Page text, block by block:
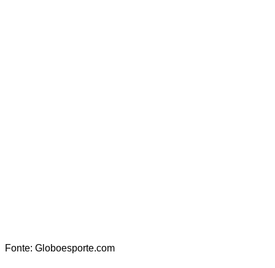
Fonte: Globoesporte.com